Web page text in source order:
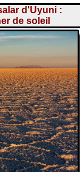
d'Uyuni :
de soleil